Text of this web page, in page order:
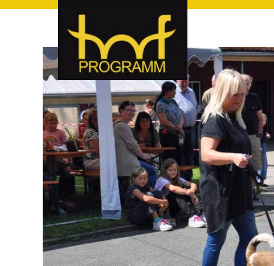
hof-programm – das
hof-programm – das Veranstaltungsportal für Hof und